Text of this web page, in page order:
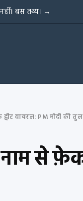
बस तथ्य। →
से फ़ेक